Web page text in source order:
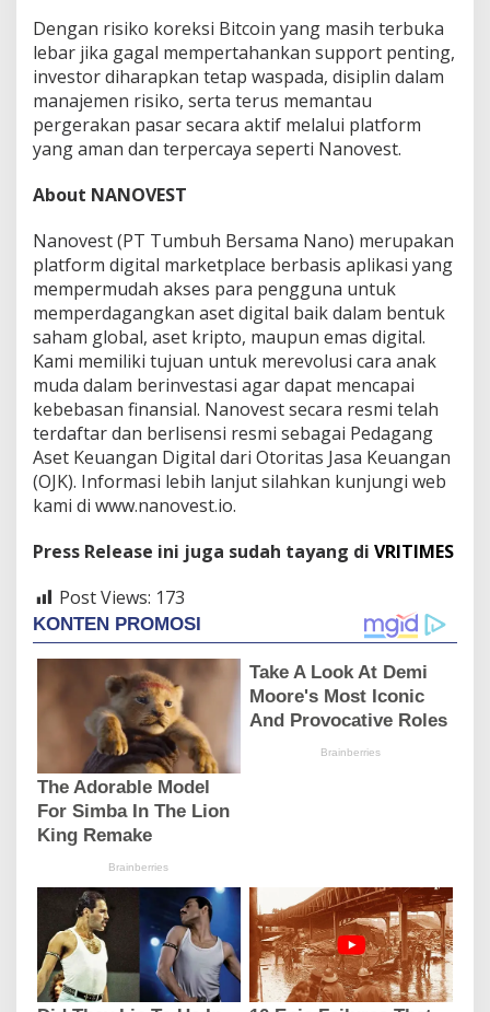
Dengan risiko koreksi Bitcoin yang masih terbuka
lebar jika gagal mempertahankan support penting,
investor diharapkan tetap waspada, disiplin dalam
manajemen risiko, serta terus memantau
pergerakan pasar secara aktif melalui platform
yang aman dan terpercaya seperti Nanovest.
About NANOVEST
Nanovest (PT Tumbuh Bersama Nano) merupakan
platform digital marketplace berbasis aplikasi yang
mempermudah akses para pengguna untuk
memperdagangkan aset digital baik dalam bentuk
saham global, aset kripto, maupun emas digital.
Kami memiliki tujuan untuk merevolusi cara anak
muda dalam berinvestasi agar dapat mencapai
kebebasan finansial. Nanovest secara resmi telah
terdaftar dan berlisensi resmi sebagai Pedagang
Aset Keuangan Digital dari Otoritas Jasa Keuangan
(OJK). Informasi lebih lanjut silahkan kunjungi web
kami di www.nanovest.io.
Press Release ini juga sudah tayang di VRITIMES
Post Views: 173